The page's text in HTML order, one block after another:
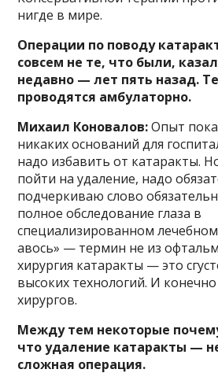
нигде в мире.
Операции по поводу
совсем не те, что были,
недавно — лет пять назад.
проводятся амбулаторно.
Михаил Коновалов:Опыт
никаких оснований для
надо избавить от катаракты.
пойти на удаление, надо
подчеркиваю слово
полное обследование глаза в
специализированном
авось» — термин не из
хирургия катаракты — это
высоких технологий. И
хирургов.
Между тем некоторые
что удаление катаракты —
сложная операция.